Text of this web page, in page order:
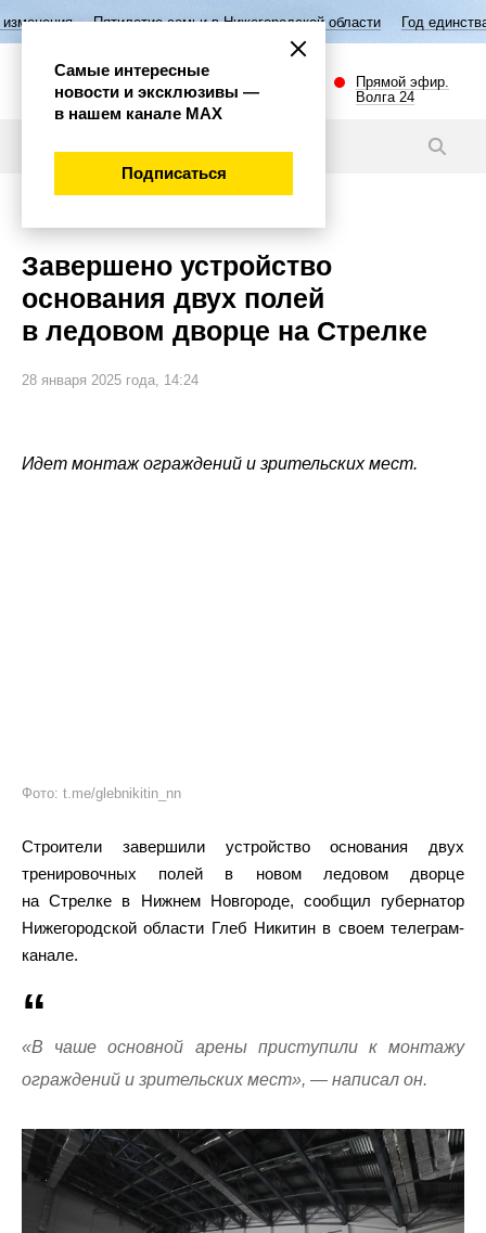
семьи в Нижегородской области Год единства народов
Прямой эфир.
Волга 24
Завершено устройство
основания двух полей
в ледовом дворце на Стрелке
28 января 2025 года, 14:24
Идет монтаж ограждений и зрительских мест.
Фото: t.me/glebnikitin_nn
Строители завершили устройство основания двух
тренировочных полей в новом ледовом дворце
на Стрелке в Нижнем Новгороде, сообщил губернатор
Нижегородской области Глеб Никитин в своем телеграм-
канале.
«В чаше основной арены приступили к монтажу
ограждений и зрительских мест», — написал он.
Самые интересные
новости и эксклюзивы —
в нашем канале МАХ
Подписаться